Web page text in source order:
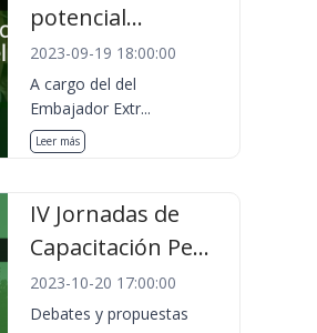
potencial...
2023-09-19 18:00:00
A cargo del del
Embajador Extr...
Leer más
IV Jornadas de
Capacitación Pe...
2023-10-20 17:00:00
Debates y propuestas